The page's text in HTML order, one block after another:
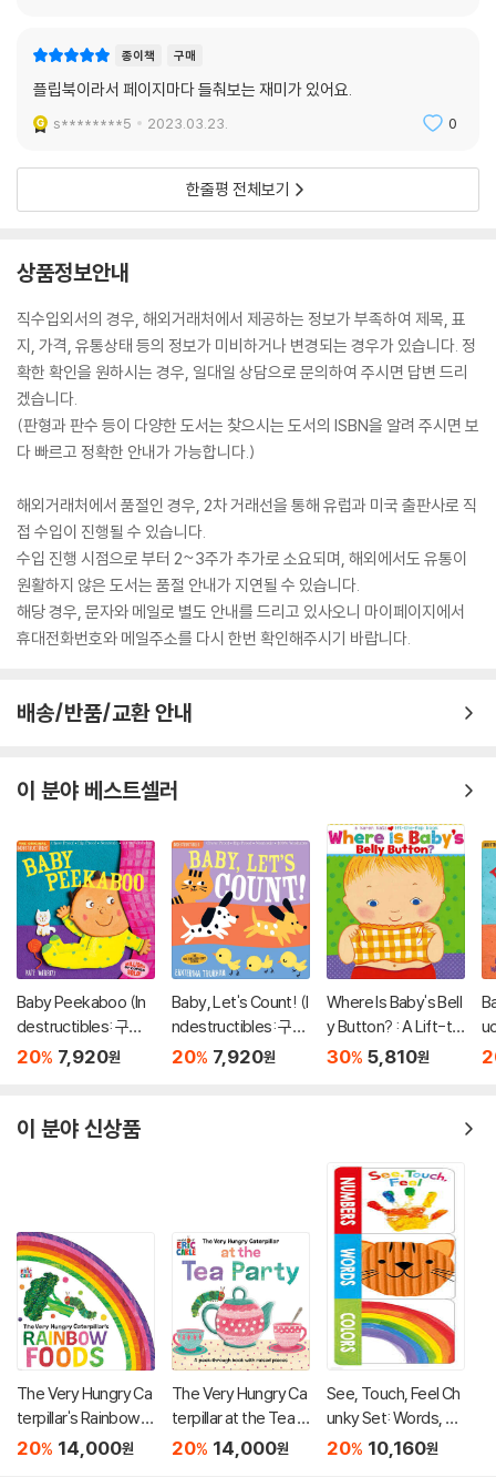
종이책 구매
플립북이라서 페이지마다 들춰보는 재미가 있어요.
s********5 2023.03.23. 0
한줄평 전체보기
상품정보안내
직수입외서의 경우, 해외거래처에서 제공하는 정보가 부족하여 제목, 표
지, 가격, 유통상태 등의 정보가 미비하거나 변경되는 경우가 있습니다. 정
확한 확인을 원하시는 경우, 일대일 상담으로 문의하여 주시면 답변 드리
겠습니다.
(판형과 판수 등이 다양한 도서는 찾으시는 도서의 ISBN을 알려 주시면 보
다 빠르고 정확한 안내가 가능합니다.)
해외거래처에서 품절인 경우, 2차 거래선을 통해 유럽과 미국 출판사로 직
접 수입이 진행될 수 있습니다.
수입 진행 시점으로 부터 2~3주가 추가로 소요되며, 해외에서도 유통이
원활하지 않은 도서는 품절 안내가 지연될 수 있습니다.
해당 경우, 문자와 메일로 별도 안내를 드리고 있사오니 마이페이지에서
휴대전화번호와 메일주소를 다시 한번 확인해주시기 바랍니다.
배송/반품/교환 안내
이 분야 베스트셀러
Baby Peekaboo (In
destructibles: 구강
기 아이를 위한 츄잉북
20% 7,920원
Baby, Let's Count! (I
ndestructibles: 구강
기 아이를 위한 츄잉북
20% 7,920원
Where Is Baby's Bell
y Button? : A Lift-th
e-Flap Book
30% 5,810원
이 분야 신상품
The Very Hungry Ca
terpillar's Rainbow F
oods
20% 14,000원
The Very Hungry Ca
terpillar at the Tea P
arty
20% 14,000원
See, Touch, Feel Ch
unky Set: Words, Nu
mbers and Colors
20% 10,160원